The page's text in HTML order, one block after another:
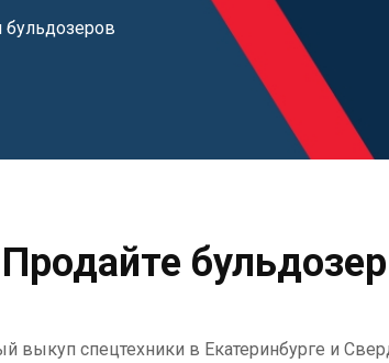
Продайте
выкуп спецтехники в Екатеринбурге и